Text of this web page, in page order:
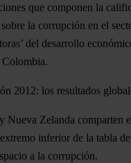
que componen la
la corrupción en el
del desarrollo
Colombia.
2012: los resultados
Nueva Zelanda comparten
inferior de la tabla
a la corrupción.